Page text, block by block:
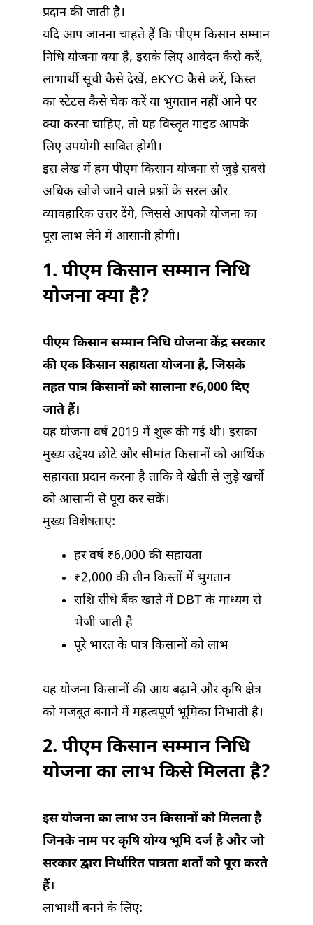
प्रदान की जाती है।
यदि आप जानना चाहते हैं कि पीएम किसान सम्मान
निधि योजना क्या है, इसके लिए आवेदन कैसे करें,
लाभार्थी सूची कैसे देखें, eKYC कैसे करें, किस्त
का स्टेटस कैसे चेक करें या भुगतान नहीं आने पर
क्या करना चाहिए, तो यह विस्तृत गाइड आपके
लिए उपयोगी साबित होगी।
इस लेख में हम पीएम किसान योजना से जुड़े सबसे
अधिक खोजे जाने वाले प्रश्नों के सरल और
व्यावहारिक उत्तर देंगे, जिससे आपको योजना का
पूरा लाभ लेने में आसानी होगी।
1. पीएम किसान सम्मान निधि
योजना क्या है?
पीएम किसान सम्मान निधि योजना केंद्र सरकार
की एक किसान सहायता योजना है, जिसके
तहत पात्र किसानों को सालाना ₹6,000 दिए
जाते हैं।
यह योजना वर्ष 2019 में शुरू की गई थी। इसका
मुख्य उद्देश्य छोटे और सीमांत किसानों को आर्थिक
सहायता प्रदान करना है ताकि वे खेती से जुड़े खर्चों
को आसानी से पूरा कर सकें।
मुख्य विशेषताएं:
हर वर्ष ₹6,000 की सहायता
₹2,000 की तीन किस्तों में भुगतान
राशि सीधे बैंक खाते में DBT के माध्यम से
भेजी जाती है
पूरे भारत के पात्र किसानों को लाभ
यह योजना किसानों की आय बढ़ाने और कृषि क्षेत्र
को मजबूत बनाने में महत्वपूर्ण भूमिका निभाती है।
2. पीएम किसान सम्मान निधि
योजना का लाभ किसे मिलता है?
इस योजना का लाभ उन किसानों को मिलता है
जिनके नाम पर कृषि योग्य भूमि दर्ज है और जो
सरकार द्वारा निर्धारित पात्रता शर्तों को पूरा करते
हैं।
लाभार्थी बनने के लिए: